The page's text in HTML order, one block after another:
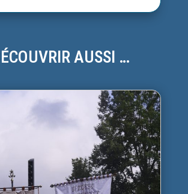
AUSSI …